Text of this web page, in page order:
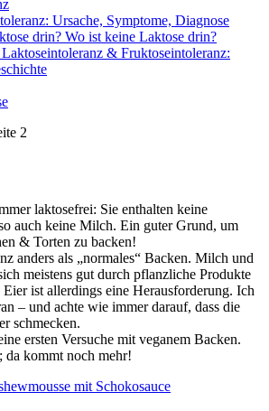
Ursache, Symptome, Diagnose
drin? Wo ist keine Laktose drin?
& Fruktoseintoleranz:
2
laktosefrei: Sie enthalten keine
auch keine Milch. Ein guter Grund, um
& Torten zu backen!
anders als „normales“ Backen. Milch und
meistens gut durch pflanzliche Produkte
Eier ist allerdings eine Herausforderung. Ich
– und achte wie immer darauf, dass die
schmecken.
ersten Versuche mit veganem Backen.
da kommt noch mehr!